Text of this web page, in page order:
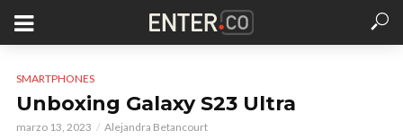
SMARTPHONES
Unboxing Galaxy S23 Ultra
marzo 13, 2023 Alejandra Betancourt